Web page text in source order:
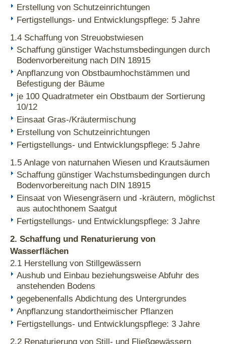
Erstellung von Schutzeinrichtungen
Fertigstellungs- und Entwicklungspflege: 5 Jahre
1.4 Schaffung von Streuobstwiesen
Schaffung günstiger Wachstumsbedingungen durch
Bodenvorbereitung nach DIN 18915
Anpflanzung von Obstbaumhochstämmen und
Befestigung der Bäume
je 100 Quadratmeter ein Obstbaum der Sortierung
10/12
Einsaat Gras-/Kräutermischung
Erstellung von Schutzeinrichtungen
Fertigstellungs- und Entwicklungspflege: 5 Jahre
1.5 Anlage von naturnahen Wiesen und Krautsäumen
Schaffung günstiger Wachstumsbedingungen durch
Bodenvorbereitung nach DIN 18915
Einsaat von Wiesengräsern und -kräutern, möglichst
aus autochthonem Saatgut
Fertigstellungs- und Entwicklungspflege: 3 Jahre
2. Schaffung und Renaturierung von
Wasserflächen
2.1 Herstellung von Stillgewässern
Aushub und Einbau beziehungsweise Abfuhr des
anstehenden Bodens
gegebenenfalls Abdichtung des Untergrundes
Anpflanzung standortheimischer Pflanzen
Fertigstellungs- und Entwicklungspflege: 3 Jahre
2.2 Renaturierung von Still- und Fließgewässern